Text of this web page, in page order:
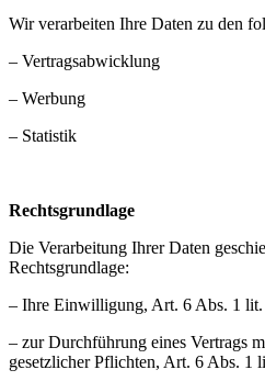
Wir verarbeiten Ihre Daten zu den
– Vertragsabwicklung
– Werbung
– Statistik
Rechtsgrundlage
Die Verarbeitung Ihrer Daten
Rechtsgrundlage:
– Ihre Einwilligung, Art. 6 Abs. 1
– zur Durchführung eines Vertrags
gesetzlicher Pflichten, Art. 6 Abs. 1